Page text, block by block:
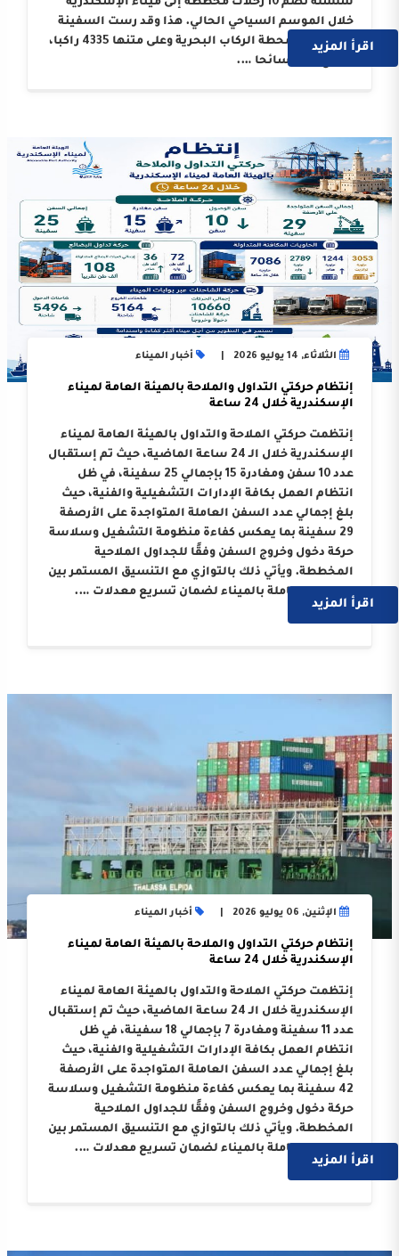
سلسلة تضم 10 رحلات مخططة إلى ميناء الإسكندرية
خلال الموسم السياحي الحالي. هذا وقد رست السفينة
على أرصفة محطة الركاب البحرية وعلى متنها 4335 راكبا،
اقرأ المزيد
الثلاثاء, 14 يوليو 2026 أخبار الميناء
إنتظام حركتي التداول والملاحة بالهيئة العامة لميناء
الإسكندرية خلال 24 ساعة
إنتظمت حركتي الملاحة والتداول بالهيئة العامة لميناء
الإسكندرية خلال الـ 24 ساعة الماضية، حيث تم إستقبال
عدد 10 سفن ومغادرة 15 بإجمالي 25 سفينة، في ظل
انتظام العمل بكافة الإدارات التشغيلية والفنية، حيث
بلغ إجمالي عدد السفن العاملة المتواجدة على الأرصفة
29 سفينة بما يعكس كفاءة منظومة التشغيل وسلاسة
حركة دخول وخروج السفن وفقًا للجداول الملاحية
المخططة. ويأتي ذلك بالتوازي مع التنسيق المستمر بين
الجهات العاملة بالميناء لضمان تسريع معدلات ….
اقرأ المزيد
الإثنين, 06 يوليو 2026 أخبار الميناء
إنتظام حركتي التداول والملاحة بالهيئة العامة لميناء
الإسكندرية خلال 24 ساعة
إنتظمت حركتي الملاحة والتداول بالهيئة العامة لميناء
الإسكندرية خلال الـ 24 ساعة الماضية، حيث تم إستقبال
عدد 11 سفينة ومغادرة 7 بإجمالي 18 سفينة، في ظل
انتظام العمل بكافة الإدارات التشغيلية والفنية، حيث
بلغ إجمالي عدد السفن العاملة المتواجدة على الأرصفة
42 سفينة بما يعكس كفاءة منظومة التشغيل وسلاسة
حركة دخول وخروج السفن وفقًا للجداول الملاحية
المخططة. ويأتي ذلك بالتوازي مع التنسيق المستمر بين
الجهات العاملة بالميناء لضمان تسريع معدلات ….
اقرأ المزيد